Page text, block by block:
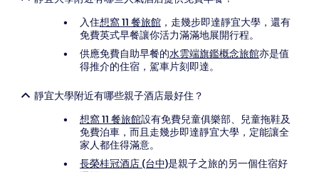
入住想窩 11 餐旅館 ，走幾步即達靜宜大學，還有
免費英式早餐讓你活力滿滿地展開行程。
供應免費自助早餐的水雲端旗鑑概念旅館亦是值
得推介的住宿，駕車片刻即達。
靜宜大學附近有哪些親子酒店最好住？
想窩 11 餐旅館設有免費兒童俱樂部、兒童拖鞋及
免費泊車，而且走幾步即達靜宜大學，定能讓全
家人都住得滿意。
長榮桂冠酒店 (台中)是親子之旅的另一個住宿好